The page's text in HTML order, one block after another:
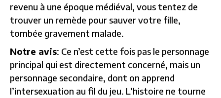
revenu à une époque médiéval, vous tentez de
trouver un remède pour sauver votre fille,
tombée gravement malade.
Notre avis: Ce n’est cette fois pas le personnage
principal qui est directement concerné, mais un
personnage secondaire, dont on apprend
l’intersexuation au fil du jeu. L’histoire ne tourne